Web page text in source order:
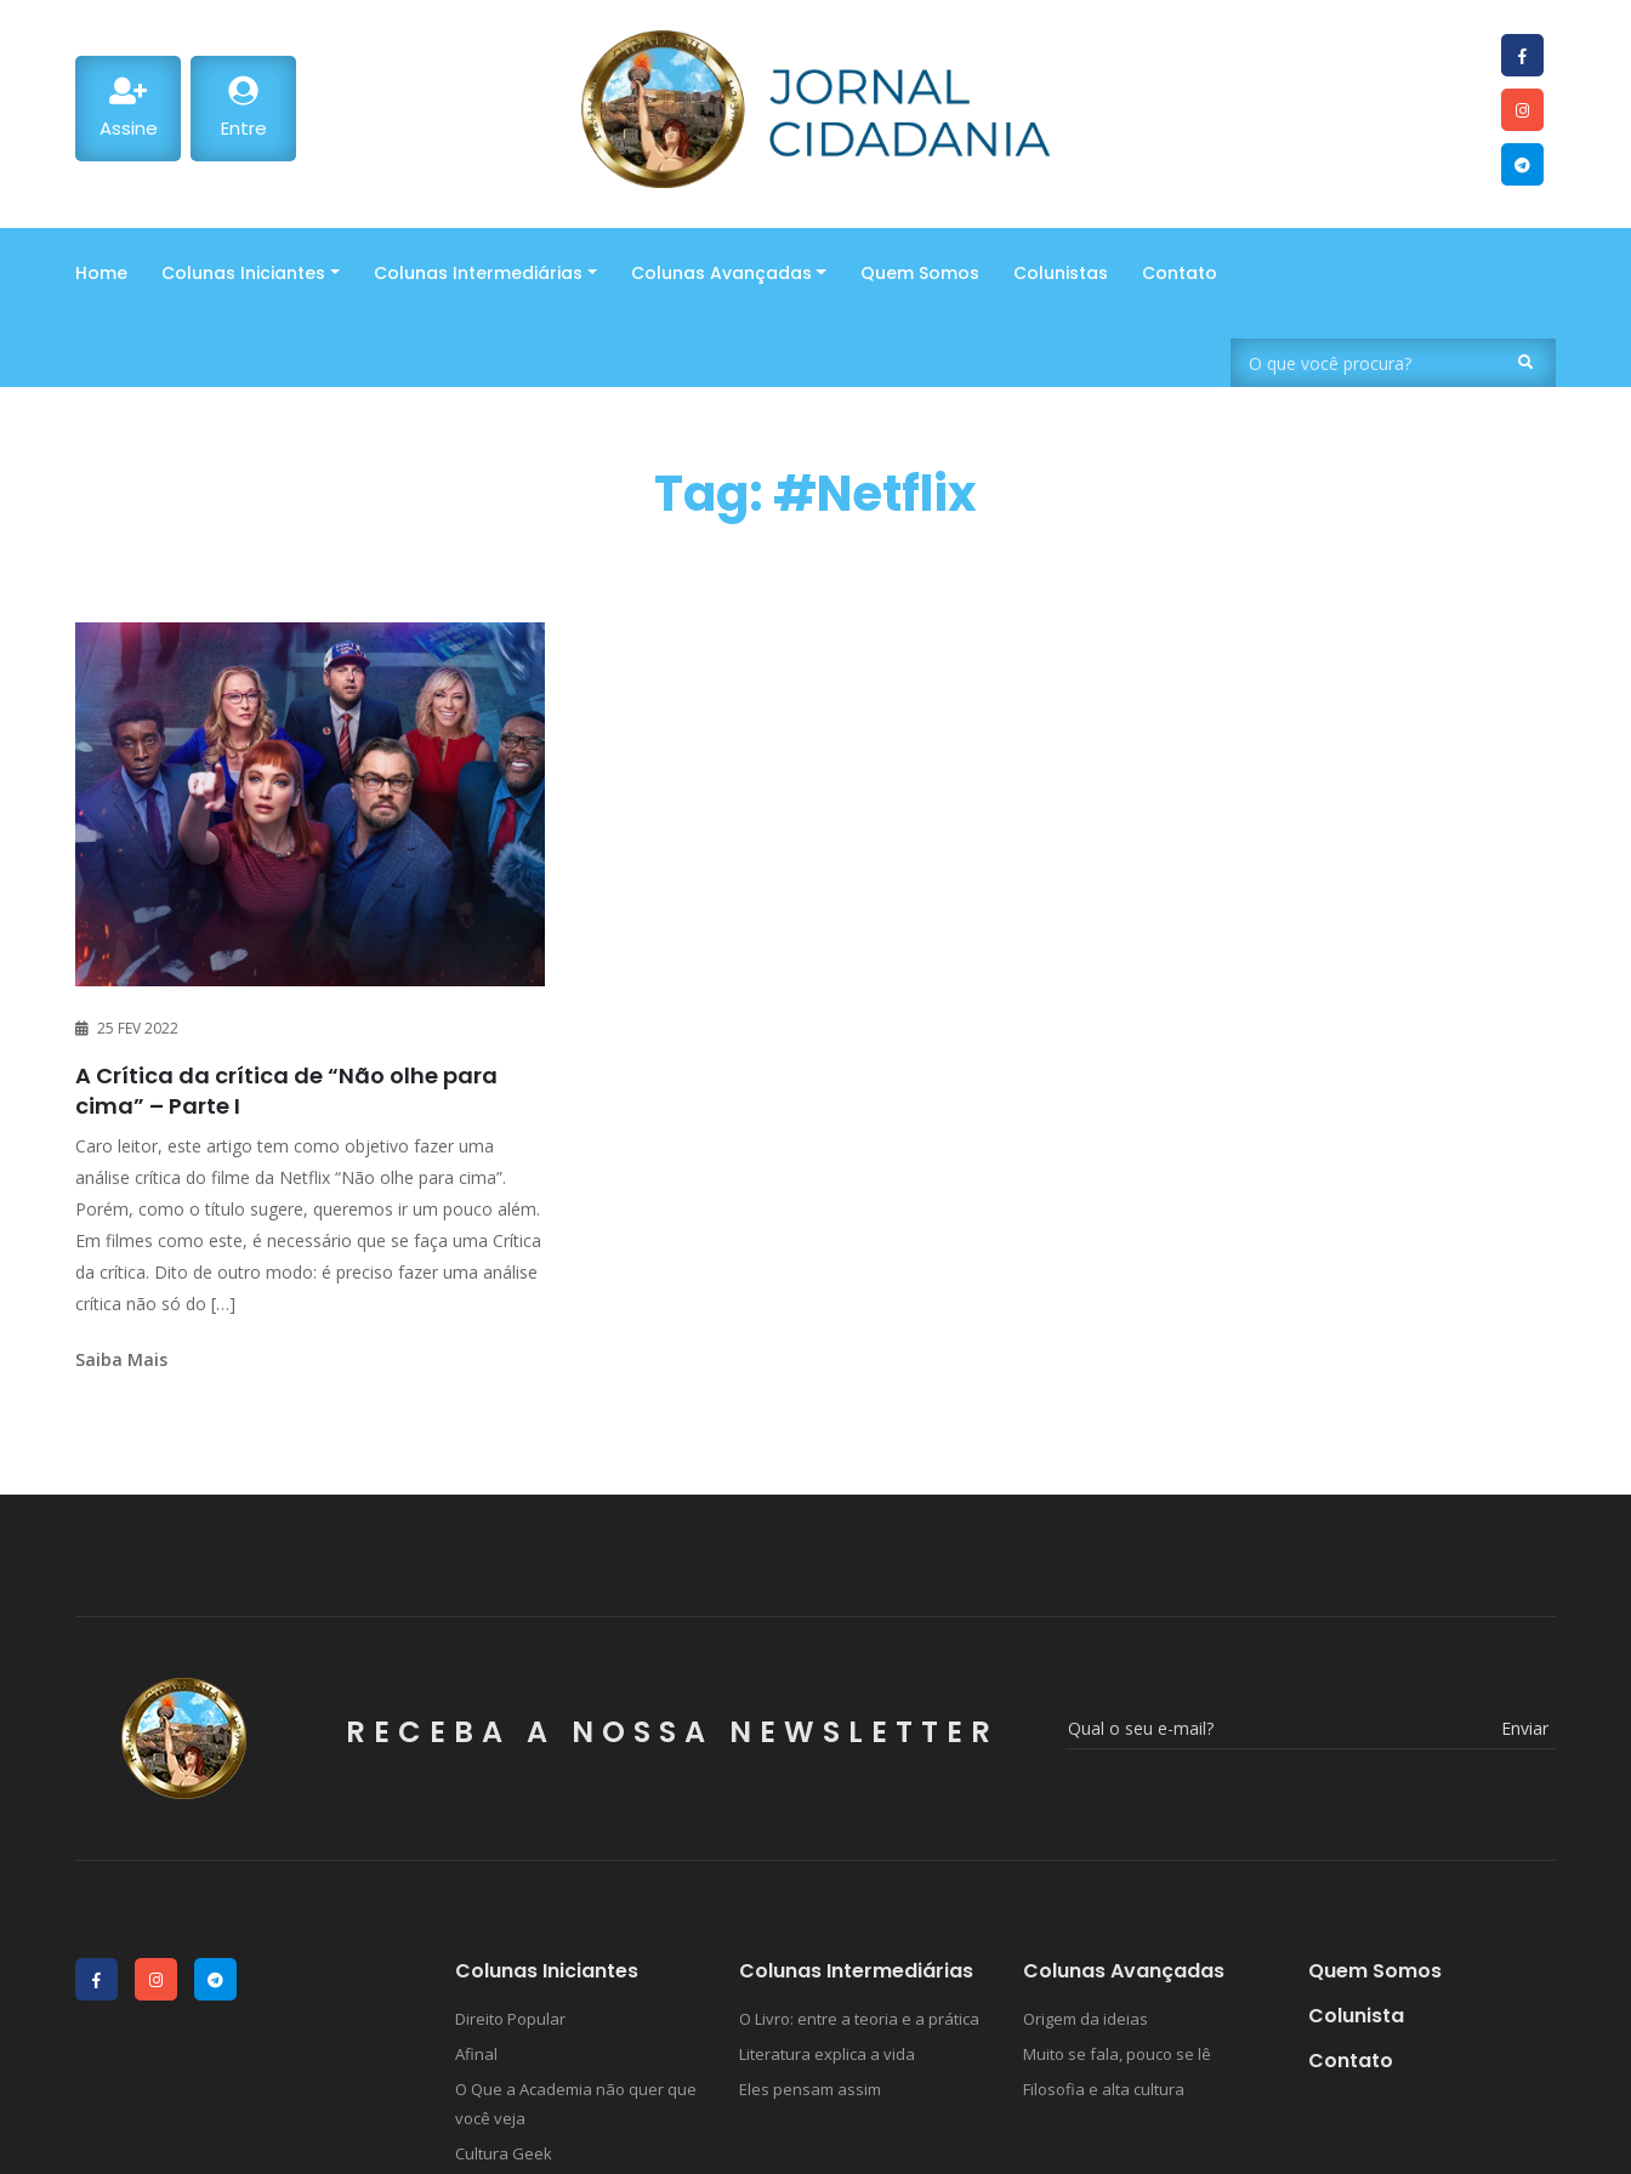
Assine Entre
Home Colunas Iniciantes Colunas Intermediárias Colunas Avançadas Quem Somos Colunistas Contato
Tag: #Netflix
25 FEV 2022
A Crítica da crítica de “Não olhe para
cima” – Parte I
Caro leitor, este artigo tem como objetivo fazer uma
análise crítica do filme da Netflix “Não olhe para cima”.
Porém, como o título sugere, queremos ir um pouco além.
Em filmes como este, é necessário que se faça uma Crítica
da crítica. Dito de outro modo: é preciso fazer uma análise
crítica não só do […]
Saiba Mais
RECEBA A NOSSA NEWSLETTER Enviar
Colunas Iniciantes
Direito Popular
Afinal
O Que a Academia não quer que
você veja
Cultura Geek
Colunas Intermediárias
O Livro: entre a teoria e a prática
Literatura explica a vida
Eles pensam assim
Colunas Avançadas
Origem da ideias
Muito se fala, pouco se lê
Filosofia e alta cultura
Quem Somos
Colunista
Contato